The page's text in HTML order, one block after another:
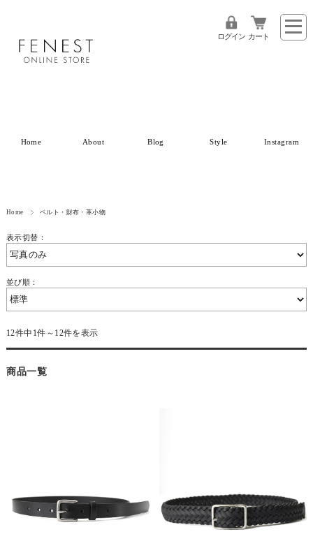
ログイン カート
Home About Blog Style Instagram
Home ベルト・財布・革小物
表示切替：
並び順：
12件中1件～12件を表示
商品一覧